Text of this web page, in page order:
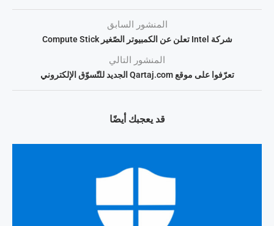
المنشور السابق
شركة Intel تعلن عن الكمبيوتر الصّغير Compute Stick
المنشور التالي
تعرّفوا على موقع Qartaj.com الجديد للتّسوّق الإلكتروني
قد يعجبك أيضًا